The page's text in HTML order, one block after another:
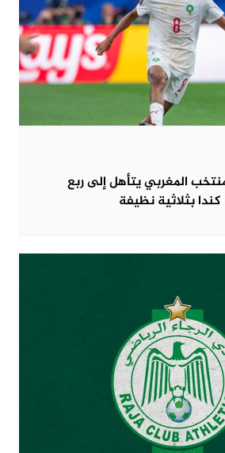
2026.. المنتخب المغربي يتأهل إلى ربع
بثلاثية نظيفة